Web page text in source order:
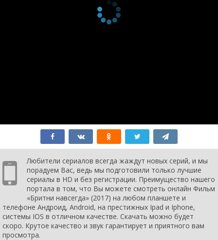
Любители сериалов всегда жаждут новых серий, и мы
порадуем Вас, ведь мы подготовили только лучшие
сериалы в HD и без регистрации. Преимущество нашего
портала в том, что Вы можете смотреть онлайн Фильм
«Бритни навсегда» (2017) на любом планшете и
телефоне Андроид, Android, на престижных Ipad и Iphone,
системы IOS в отличном качестве. Скачать можно будет
скоро. Крутое качество и звук гарантирует и приятного вам
просмотра.